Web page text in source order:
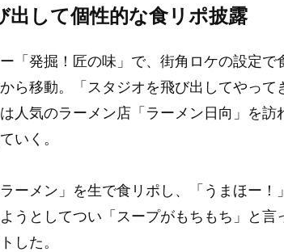
して個性的な食リポ披露
「発掘！匠の味」で、街角ロケの設定で
ら移動。「スタジオを飛び出してやって
人気のラーメン店「ラーメン日向」を訪
いく。
ーメン」を生で食リポし、「うまほー！
うとしてつい「スープがもちもち」と言
した。